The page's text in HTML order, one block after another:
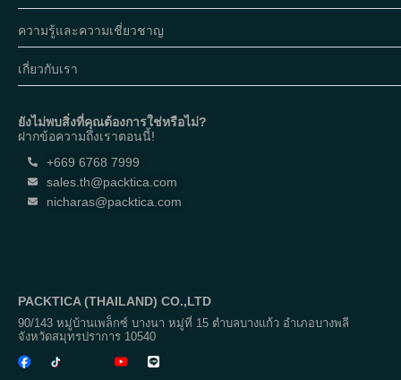
ความรู้และความเชี่ยวชาญ
เกี่ยวกับเรา
ยังไม่พบสิ่งที่คุณต้องการใช่หรือไม่?
ฝากข้อความถึงเราตอนนี้!
+669 6768 7999
sales.th@packtica.com
nicharas@packtica.com
PACKTICA (THAILAND) CO.,LTD
90/143 หมู่บ้านเพล็กซ์ บางนา หมู่ที่ 15 ตำบลบางแก้ว อำเภอบางพลี
จังหวัดสมุทรปราการ 10540